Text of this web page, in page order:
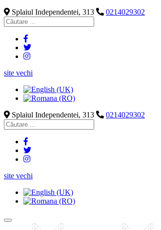
Splaiul Independentei, 313
0214029302
site vechi
Splaiul Independentei, 313 0214029302
site vechi